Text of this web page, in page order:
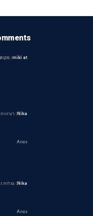
miki at:
Nika:
Anex
Nika: עגלות
Anex